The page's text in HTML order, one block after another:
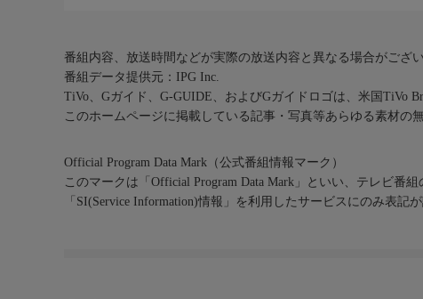
番組内容、放送時間などが実際の放送内容と異なる場合がござい
番組データ提供元：IPG Inc.
TiVo、Gガイド、G-GUIDE、およびGガイドロゴは、米国TiVo
このホームページに掲載している記事・写真等あらゆる素材の
Official Program Data Mark（公式番組情報マーク）
このマークは「Official Program Data Mark」といい、テレビ番
「SI(Service Information)情報」を利用したサービスにのみ表記